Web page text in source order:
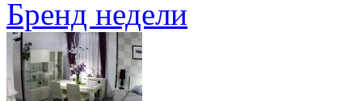
Бренд недели